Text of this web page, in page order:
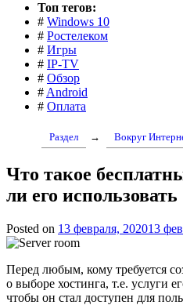
Toп тегов:
# Windows 10
# Ростелеком
# Игры
# IP-TV
# Обзор
# Android
# Оплата
Раздел → Вокруг
Что такое
ли его использовать
Posted on 13 февраля, 202013
Перед любым, кому требуется
о выборе хостинга, т.е. услуги
чтобы он стал доступен для